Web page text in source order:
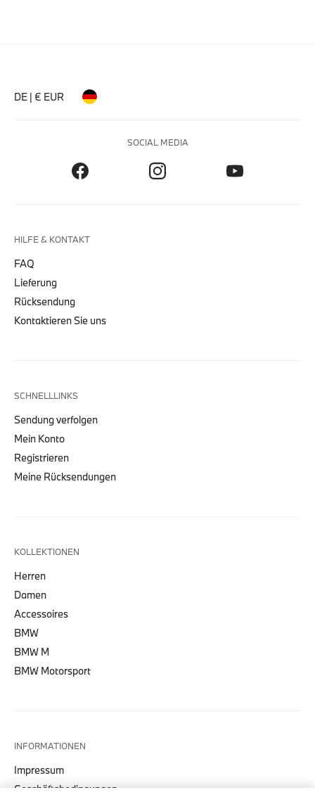
DE | € EUR
SOCIAL MEDIA
HILFE & KONTAKT
FAQ
Lieferung
Rücksendung
Kontaktieren Sie uns
SCHNELLLINKS
Sendung verfolgen
Mein Konto
Registrieren
Meine Rücksendungen
KOLLEKTIONEN
Herren
Damen
Accessoires
BMW
BMW M
BMW Motorsport
INFORMATIONEN
Impressum
Geschäftsbedingungen